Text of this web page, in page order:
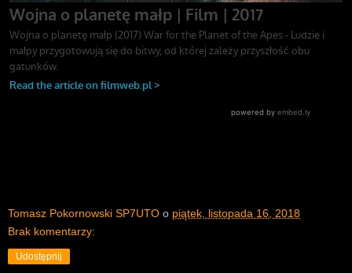
Tomasz Pokornowski SP7UTO o piątek, listopada 16, 2018
Brak komentarzy:
Udostępnij